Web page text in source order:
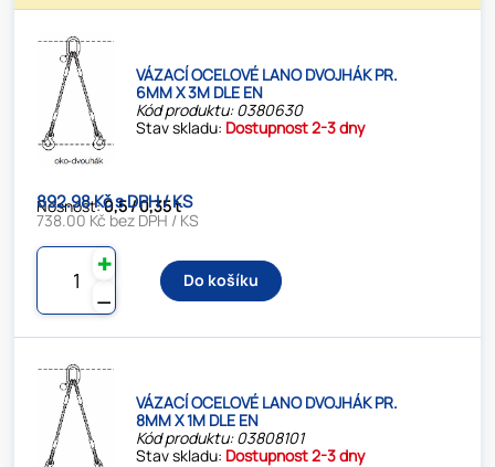
VÁZACÍ OCELOVÉ LANO DVOJHÁK PR.
6MM X 3M DLE EN
Kód produktu: 0380630
Stav skladu: Dostupnost 2-3 dny
Nosnost:0,5 / 0,35 t
892.98 Kč s DPH / KS
738.00 Kč bez DPH / KS
⚊
✚
Do košíku
VÁZACÍ OCELOVÉ LANO DVOJHÁK PR.
8MM X 1M DLE EN
Kód produktu: 03808101
Stav skladu: Dostupnost 2-3 dny